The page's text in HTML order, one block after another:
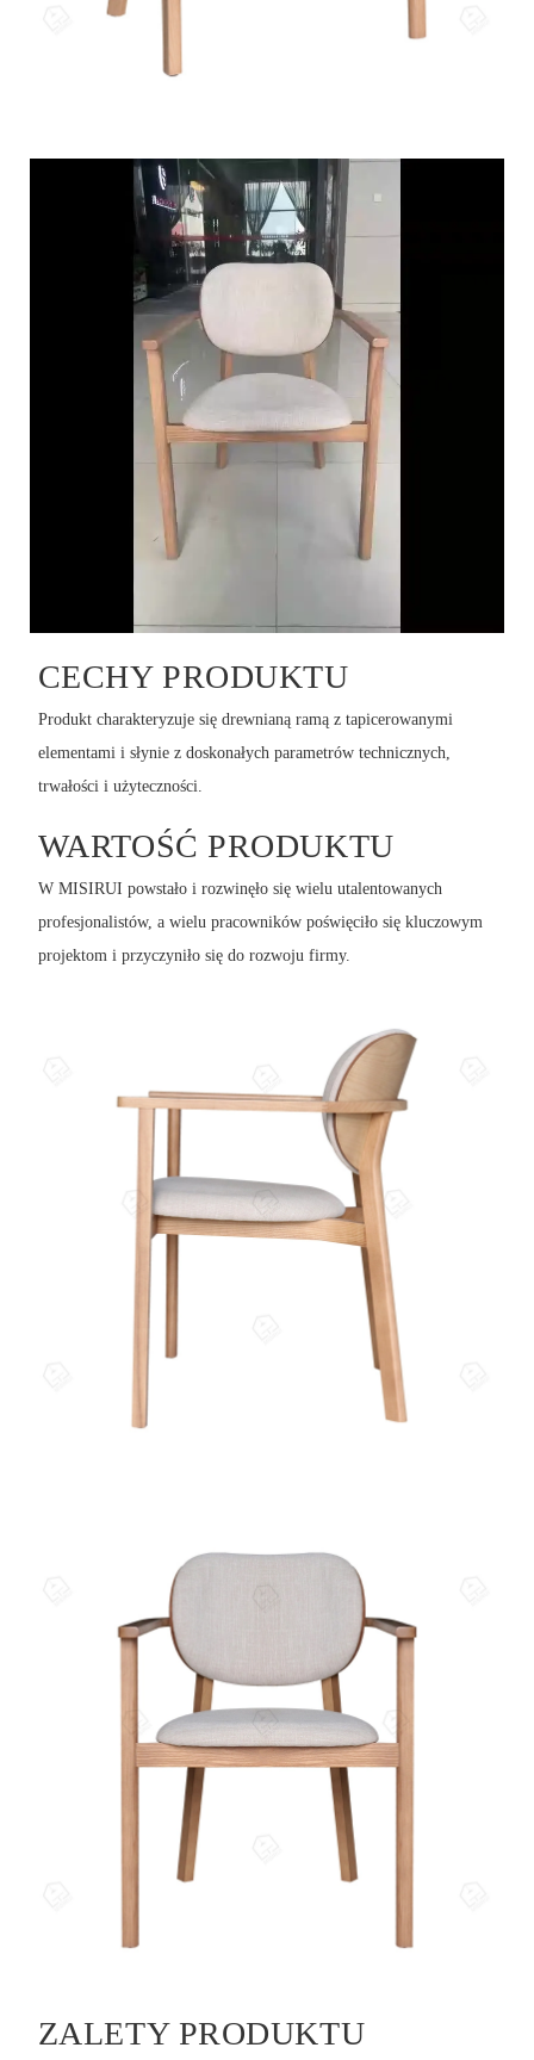
CECHY PRODUKTU
Produkt charakteryzuje się drewnianą ramą z tapicerowanymi
elementami i słynie z doskonałych parametrów technicznych,
trwałości i użyteczności.
WARTOŚĆ PRODUKTU
W MISIRUI powstało i rozwinęło się wielu utalentowanych
profesjonalistów, a wielu pracowników poświęciło się kluczowym
projektom i przyczyniło się do rozwoju firmy.
ZALETY PRODUKTU